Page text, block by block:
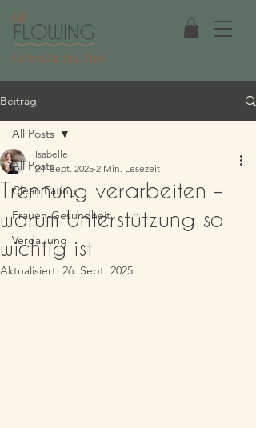
ISABELLE FELLNER
Beitrag
All Posts
Clean Eating
Frauen-Gesundheit
Verdauung
All Posts
Trennung verarbeiten –
warum Unterstützung so
wichtig ist
Isabelle
24. Sept. 2025 2 Min. Lesezeit
Aktualisiert: 26. Sept. 2025